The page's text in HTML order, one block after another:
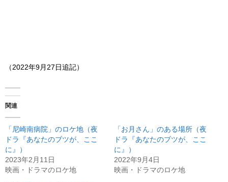
（2022年9月27日追記）
関連
「尼崎南病院」のロケ地（夜
ドラ『あなたのブツが、ここ
に』）
2023年2月11日
映画・ドラマのロケ地
「お月さん」のある場所（夜
ドラ『あなたのブツが、ここ
に』）
2022年9月4日
映画・ドラマのロケ地